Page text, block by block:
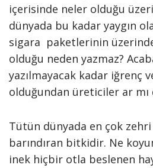
içerisinde neler olduğu
dünyada bu kadar yaygın
sigara paketlerinin
olduğu neden yazmaz?
yazılmayacak kadar iğrenç
olduğundan üreticiler ar mı
Tütün dünyada en çok
barındıran bitkidir. Ne
inek hiçbir otla beslenen